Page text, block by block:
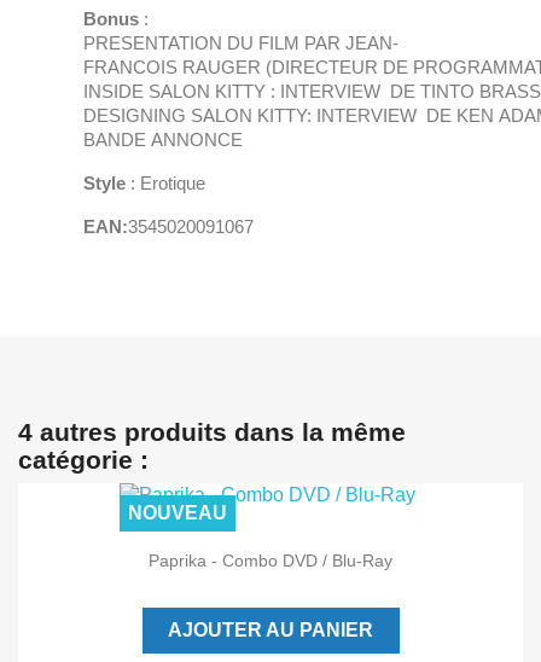
Bonus :
PRESENTATION DU FILM PAR JEAN-
FRANCOIS RAUGER (DIRECTEUR DE
INSIDE SALON KITTY : INTERVIEW DE TINTO
DESIGNING SALON KITTY: INTERVIEW DE KEN
BANDE ANNONCE
Style : Erotique
EAN:3545020091067
4 autres produits dans la même
catégorie :
Paprika - Combo DVD / Blu-Ray
AJOUTER AU PANIER
NOUVEAU